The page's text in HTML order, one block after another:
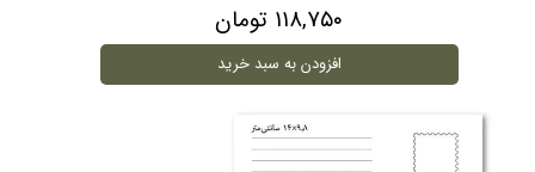
۱۱۸,۷۵۰ تومان
افزودن به سبد خرید